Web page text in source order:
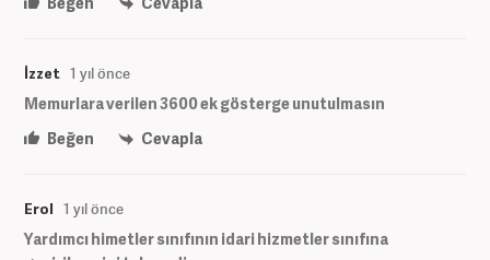
İzzet 1 yıl önce
Memurlara verilen 3600 ek gösterge unutulmasın
Beğen
Cevapla
Erol 1 yıl önce
Yardımcı himetler sınıfının idari hizmetler sınıfına